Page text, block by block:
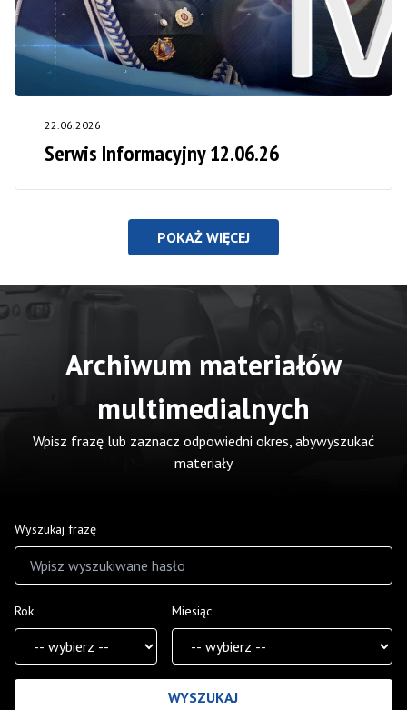
22.06.2026
Serwis Informacyjny 12.06.26
POKAŻ WIĘCEJ
Archiwum materiałów
multimedialnych
Wpisz frazę lub zaznacz odpowiedni okres, abywyszukać
materiały
Wyszukaj frazę
Rok Miesiąc